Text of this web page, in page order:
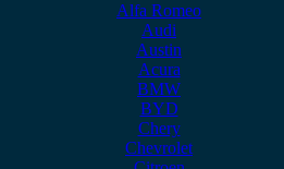
Alfa Romeo
Audi
Austin
Acura
BMW
BYD
Chery
Chevrolet